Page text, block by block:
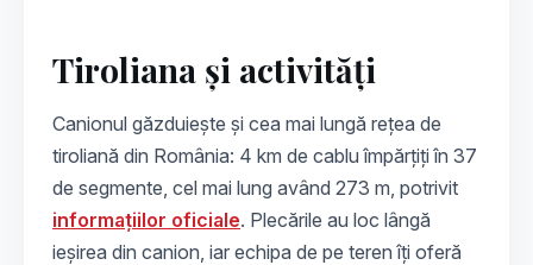
Tiroliana și activități
Canionul găzduiește și cea mai lungă rețea de
tiroliană din România: 4 km de cablu împărțiți în 37
de segmente, cel mai lung având 273 m, potrivit
informațiilor oficiale. Plecările au loc lângă
ieșirea din canion, iar echipa de pe teren îți oferă